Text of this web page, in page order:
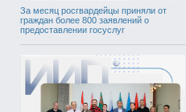
За месяц росгвардейцы приняли от
граждан более 800 заявлений о
предоставлении госуслуг